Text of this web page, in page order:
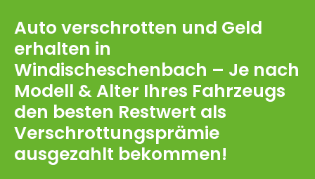
Auto verschrotten und Geld
erhalten in
Windischeschenbach – Je nach
Modell & Alter Ihres Fahrzeugs
den besten Restwert als
Verschrottungsprämie
ausgezahlt bekommen!